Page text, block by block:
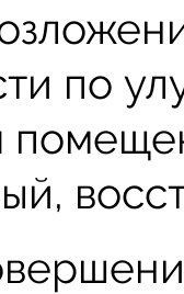
по